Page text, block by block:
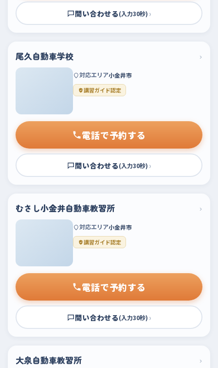
問い合わせる(入力30秒) ›
尾久自動車学校 ›
対応エリア小金井市
講習ガイド認定
電話で予約する
問い合わせる(入力30秒) ›
むさし小金井自動車教習所 ›
対応エリア小金井市
講習ガイド認定
電話で予約する
問い合わせる(入力30秒) ›
大泉自動車教習所 ›